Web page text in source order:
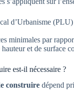
d’Urbanisme
minimales par
et de surface
est-il nécessaire ?
construire dépend